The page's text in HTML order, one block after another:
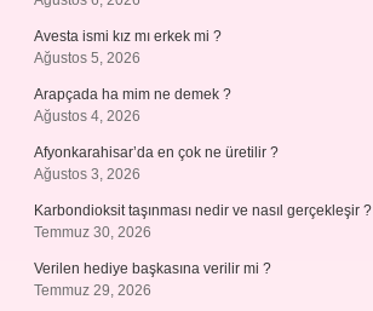
Avesta ismi kız mı erkek mi ?
Ağustos 5, 2026
Arapçada ha mim ne demek ?
Ağustos 4, 2026
Afyonkarahisar’da en çok ne üretilir ?
Ağustos 3, 2026
Karbondioksit taşınması nedir ve nasıl gerçekleşir ?
Temmuz 30, 2026
Verilen hediye başkasına verilir mi ?
Temmuz 29, 2026